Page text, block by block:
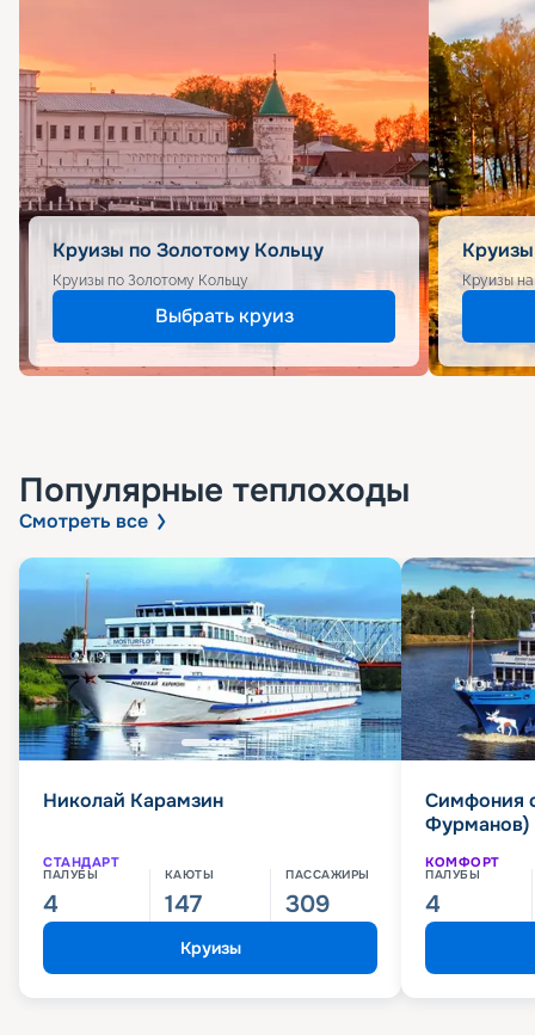
Круизы по Золотому Кольцу
Круизы по Золотому Кольцу
Выбрать круиз
Круизы
Популярные теплоходы
Смотреть все
Николай Карамзин
СТАНДАРТ
ПАЛУБЫ
4
КАЮТЫ
147
ПАССАЖИРЫ
309
Круизы
Симфония
Фурманов)
КОМФОРТ
ПАЛУБЫ
4